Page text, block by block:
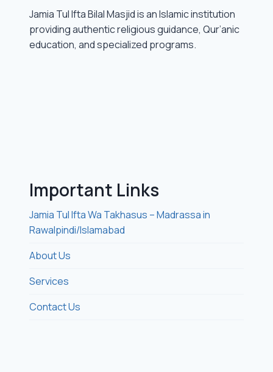
Jamia Tul Ifta Bilal Masjid is an Islamic institution
providing authentic religious guidance, Qur’anic
education, and specialized programs.
Important Links
Jamia Tul Ifta Wa Takhasus – Madrassa in
Rawalpindi/Islamabad
About Us
Services
Contact Us